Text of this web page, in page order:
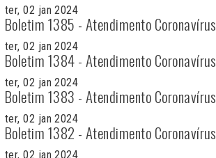
ter, 02 jan 2024
Boletim 1385 - Atendimento Coronavírus
ter, 02 jan 2024
Boletim 1384 - Atendimento Coronavírus
ter, 02 jan 2024
Boletim 1383 - Atendimento Coronavírus
ter, 02 jan 2024
Boletim 1382 - Atendimento Coronavírus
ter, 02 jan 2024